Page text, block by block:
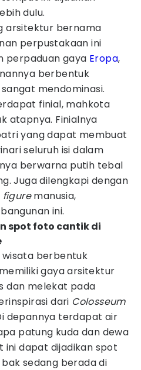
dulu.
arsitektur bernama
perpustakaan ini
perpaduan gaya Eropa,
berbentuk
mendominasi.
finial, mahkota
atapnya. Finialnya
yang dapat membuat
seluruh isi dalam
berwarna putih tebal
Juga dilengkapi dengan
figuremanusia,
ini.
spot foto cantik di
berbentuk
gaya arsitektur
dan melekat pada
dari Colosseum
depannya terdapat air
patung kuda dan dewa
ini dapat dijadikan spot
sedang berada di